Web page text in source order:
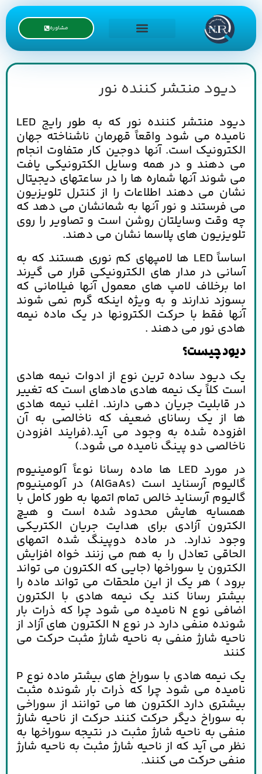
مشاوره
دیود منتشر کننده نور
دیود منتشر کننده نور که به طور رایج LED
نامیده می شود واقعاً قهرمان ناشناخته جهان
الکترونیک است. آنها دوجین کار متفاوت انجام
می دهند و در همه وسایل الکترونیکی یافت
می شوند آنها شماره ها را در ساعتهای دیجیتال
نشان می دهند اطلاعات را از کنترل تلویزیون
می فرستند و نور آنها به شمانشان می دهد که
چه وقت وسایلتان روشن است و تصاویر را روی
تلویزیون های پلاسما نشان می دهند.
اساساً LED ها لامپهای کم نوری هستند که به
آسانی در مدار های الکترونیکی قرار می گیرند
اما برخلاف لامپ های معمول آنها فیلامانی که
بسوزد ندارند و به ویژه اینکه گرم نمی شوند
آنها فقط با حرکت الکترونها در یک ماده نیمه
هادی نور می دهند .
دیود چیست؟
یک دیود ساده ترین نوع از ادوات نیمه هادی
است کلاً یک نیمه هادی مادهای است که تغییر
در قابلیت جریان دهی دارند. اغلب نیمه هادی
ها از یک رسانای ضعیف که ناخالصی به آن
افزوده شده به وجود می آید.(فرایند افزودن
ناخالصی دو پینگ نامیده می شود.)
در مورد LED ها ماده رسانا نوعاً آلومینیوم
گالیوم آرسناید است (AlGaAs) در آلومینیوم
گالیوم آرسناید خالص تمام اتمها به طور کامل با
همسایه هایش محدود شده است و هیچ
الکترون آزادی برای هدایت جریان الکتریکی
وجود ندارد. در ماده دوپینگ شده اتمهای
الحاقی تعادل را به هم می زنند خواه افزایش
الکترون یا سوراخها (جایی که الکترون می تواند
برود ) هر یک از این ملحقات می تواند ماده را
بیشتر رسانا کند یک نیمه هادی با الکترون
اضافی نوع N نامیده می شود چرا که ذرات بار
شونده منفی دارد در نوع N الکترون های آزاد از
ناحیه شارژ منفی به ناحیه شارژ مثبت حرکت می
کنند
یک نیمه هادی با سوراخ های بیشتر ماده نوع P
نامیده می شود چرا که ذرات بار شونده مثبت
بیشتری دارد الکترون ها می توانند از سوراخی
به سوراخ دیگر حرکت کنند حرکت از ناحیه شارژ
منفی به ناحیه شارژ مثبت در نتیجه سوراخها به
نظر می آید که از ناحیه شارژ مثبت به ناحیه شارژ
منفی حرکت می کنند.